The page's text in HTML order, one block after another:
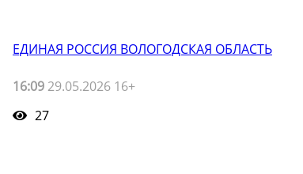
ЕДИНАЯ РОССИЯ ВОЛОГОДСКАЯ ОБЛАСТЬ
16:09 29.05.2026 16+
27